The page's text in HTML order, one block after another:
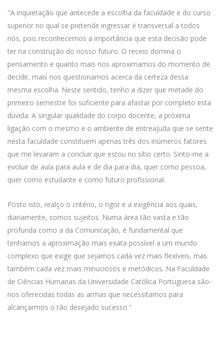
"A inquietação que antecede a escolha da faculdade e do curso
superior no qual se pretende ingressar é transversal a todos
nós, pois reconhecemos a importância que esta decisão pode
ter na construção do nosso futuro. O receio domina o
pensamento e quanto mais nos aproximamos do momento de
decidir, mais nos questionamos acerca da certeza dessa
mesma escolha. Neste sentido, tenho a dizer que metade do
primeiro semestre foi suficiente para afastar por completo esta
dúvida. A singular qualidade do corpo docente, a próxima
ligação com o mesmo e o ambiente de entreajuda que se sente
nesta faculdade constituem apenas três dos inúmeros fatores
que me levaram a concluir que estou no sítio certo. Sinto-me a
evoluir de aula para aula e de dia para dia, quer como pessoa,
quer como estudante e como futuro profissional.
Posto isto, realço o critério, o rigor e a exigência aos quais,
diariamente, somos sujeitos. Numa área tão vasta e tão
profunda como a da Comunicação, é fundamental que
tenhamos a aproximação mais exata possível a um mundo
complexo que exige que sejamos cada vez mais flexíveis, mas
também cada vez mais minuciosos e metódicos. Na Faculdade
de Ciências Humanas da Universidade Católica Portuguesa são-
nos oferecidas todas as armas que necessitamos para
alcançarmos o tão desejado sucesso."